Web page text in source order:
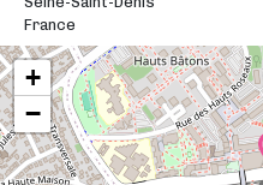
France
+
−